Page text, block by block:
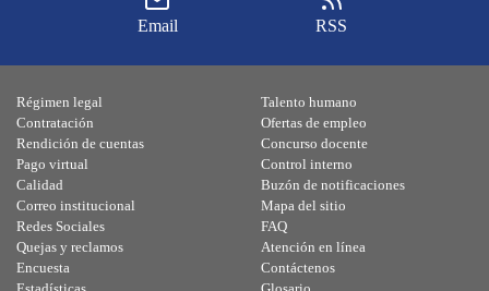
Email RSS
Régimen legal
Contratación
Rendición de cuentas
Pago virtual
Calidad
Talento humano
Ofertas de empleo
Concurso docente
Control interno
Buzón de notificaciones
Correo institucional
Redes Sociales
Quejas y reclamos
Encuesta
Mapa del sitio
FAQ
Atención en línea
Contáctenos